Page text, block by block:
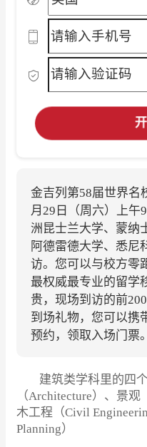
金吉列第58届世界名
月29日（周六）上午
洲昆士兰大学、蒙纳
阿德雷德大学、悉尼
访。您可以与校方零
最权威最专业的留学
贵，现场到访的前
到场礼物，您可以携
预约，领取入场门票。
建筑类学科里的四个
（Architecture） 、 景观
木工程（Civil
Planning）